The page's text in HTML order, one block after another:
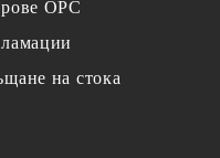
OPC
на стока